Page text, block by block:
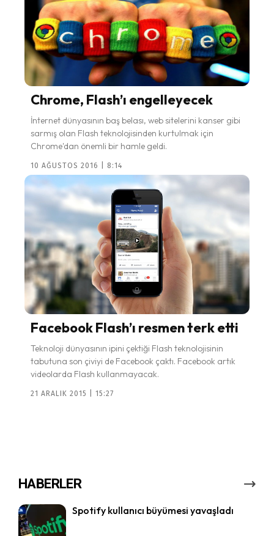
Chrome, Flash’ı engelleyecek
İnternet dünyasının baş belası, web sitelerini kanser gibi
sarmış olan Flash teknolojisinden kurtulmak için
Chrome'dan önemli bir hamle geldi.
10 AĞUSTOS 2016 | 8:14
Facebook Flash’ı resmen terk etti
Teknoloji dünyasının ipini çektiği Flash teknolojisinin
tabutuna son çiviyi de Facebook çaktı. Facebook artık
videolarda Flash kullanmayacak.
21 ARALIK 2015 | 15:27
HABERLER
Spotify kullanıcı büyümesi yavaşladı